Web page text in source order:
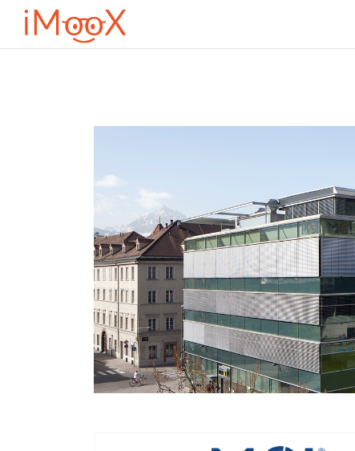
Przejdź do głównej zawartości